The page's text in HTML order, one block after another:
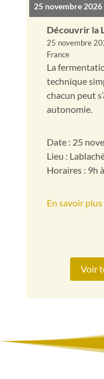
25 novembre 2026
Découvrir la
25 novembre
France
La
technique
chacun peut
autonomie.
Date : 25
Lieu :
Horaires : 9h
En savoir plus
Voir